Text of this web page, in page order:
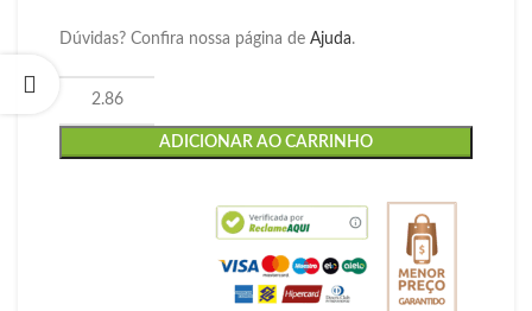
Dúvidas? Confira nossa página de Ajuda.
ADICIONAR AO CARRINHO